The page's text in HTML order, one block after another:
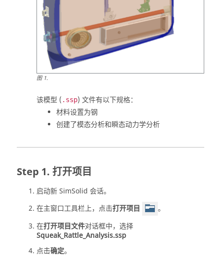
图1.
该模型 ( .ssp) 文件有以下规格：
材料设置为钢
创建了模态分析和瞬态动力学分析
打开项目
启动新SimSolid 会话。
在主窗口工具栏上，点击打开项目
。
在打开项目文件对话框中，选择
Squeak_Rattle_Analysis.ssp
点击确定。